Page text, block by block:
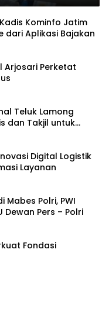
Kominfo Jatim
dari Aplikasi Bajakan
Arjosari Perketat
Teluk Lamong
dan Takjil untuk
Digital Logistik
Layanan
Mabes Polri, PWI
Dewan Pers – Polri
Fondasi